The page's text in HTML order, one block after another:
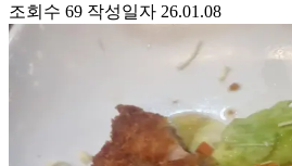
조회수 69 작성일자 26.01.08